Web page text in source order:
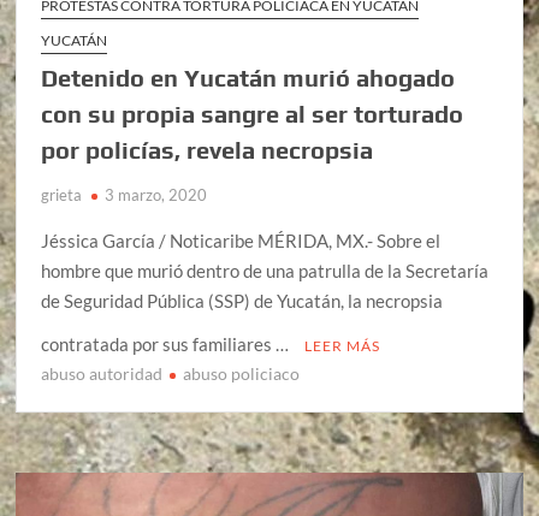
PROTESTAS CONTRA TORTURA POLICIACA EN YUCATÁN
YUCATÁN
Detenido en Yucatán murió ahogado
con su propia sangre al ser torturado
por policías, revela necropsia
grieta 3 marzo, 2020
Jéssica García / Noticaribe MÉRIDA, MX.- Sobre el
hombre que murió dentro de una patrulla de la Secretaría
de Seguridad Pública (SSP) de Yucatán, la necropsia
contratada por sus familiares …
LEER MÁS
abuso autoridad abuso policiaco